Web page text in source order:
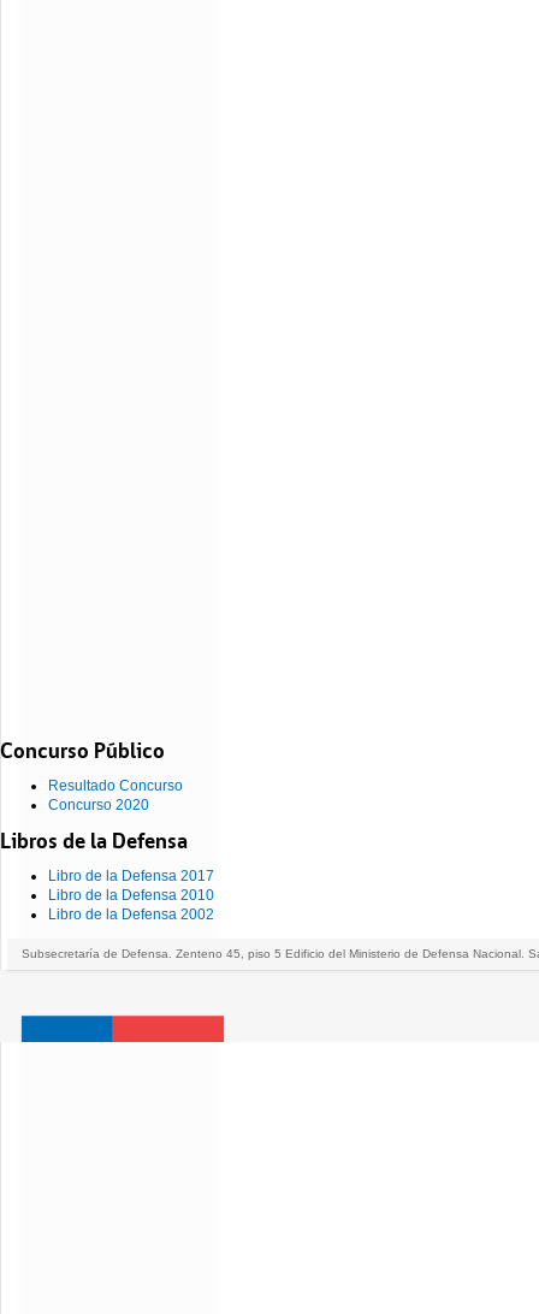
Concurso Público
Resultado Concurso
Concurso 2020
Libros de la Defensa
Libro de la Defensa 2017
Libro de la Defensa 2010
Libro de la Defensa 2002
Subsecretaría de Defensa. Zenteno 45, piso 5 Edificio del Ministerio de Defensa Nacional.